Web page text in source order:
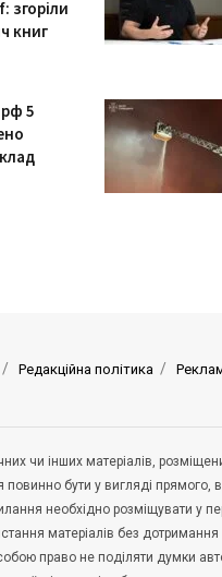
згоріли
книг
5
Редакційна політика
чи інших матеріалів,
бути у вигляді прямого,
необхідно розміщувати у
матеріалів без
право не поділяти думки